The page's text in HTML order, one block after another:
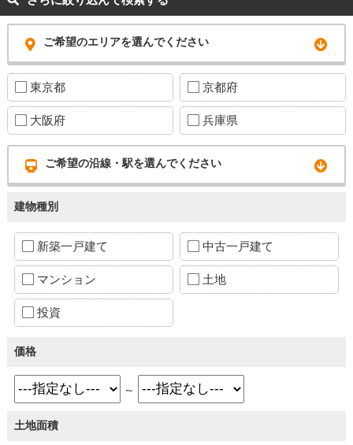
ご希望のエリアを選んでください
東京都 京都府
大阪府 兵庫県
ご希望の沿線・駅を選んでください
建物種別
新築一戸建て 中古一戸建て
マンション 土地
投資
価格
～
土地面積